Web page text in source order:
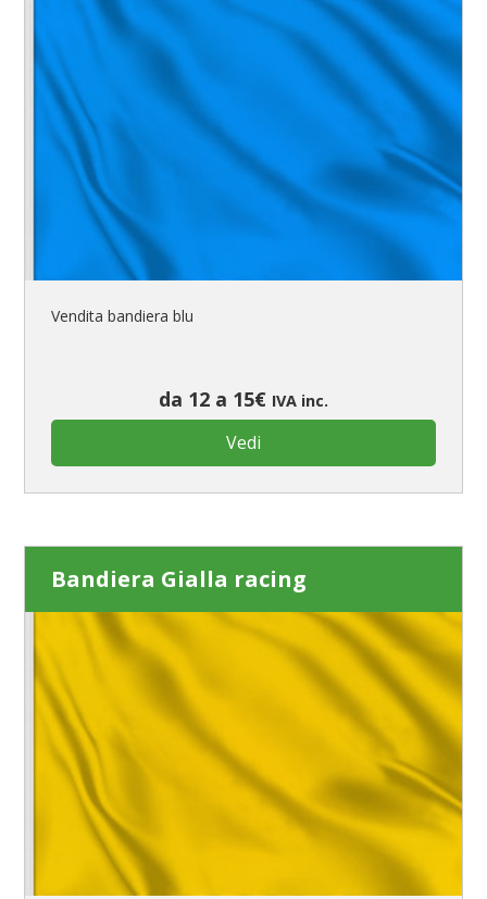
Vendita bandiera blu
da 12 a 15€ IVA inc.
Vedi
Bandiera Gialla racing